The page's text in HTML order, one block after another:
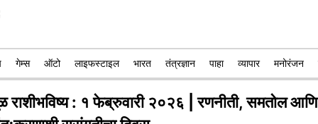
गेम्स ऑटो लाइफस्टाइल भारत तंत्रज्ञान पाहा व्यापार मनोरंजन
राशीभविष्य : १ फेब्रुवारी २०२६ | रणनीती, समतोल आणि